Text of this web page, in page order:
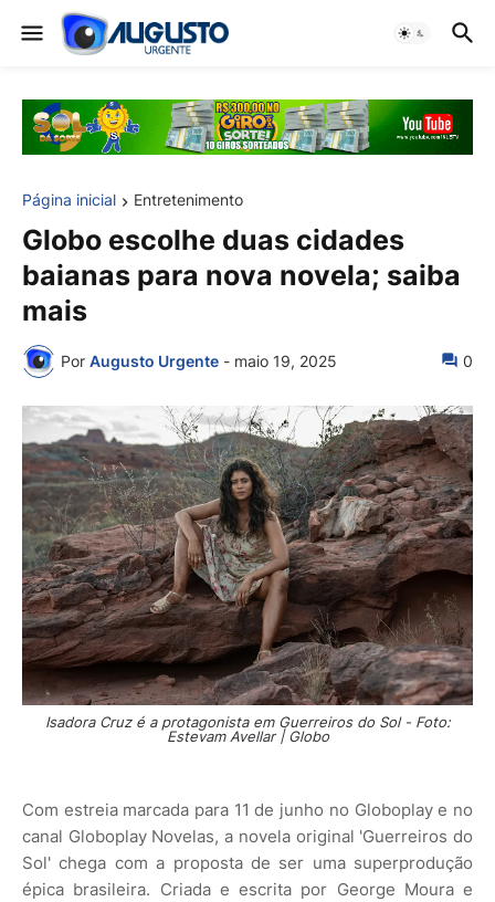
Página inicial Entretenimento
Globo escolhe duas cidades
baianas para nova novela; saiba
mais
Por Augusto Urgente - maio 19, 2025 0
Isadora Cruz é a protagonista em Guerreiros do Sol - Foto:
Estevam Avellar | Globo
Com estreia marcada para 11 de junho no Globoplay e no
canal Globoplay Novelas, a novela original 'Guerreiros do
Sol' chega com a proposta de ser uma superprodução
épica brasileira. Criada e escrita por George Moura e